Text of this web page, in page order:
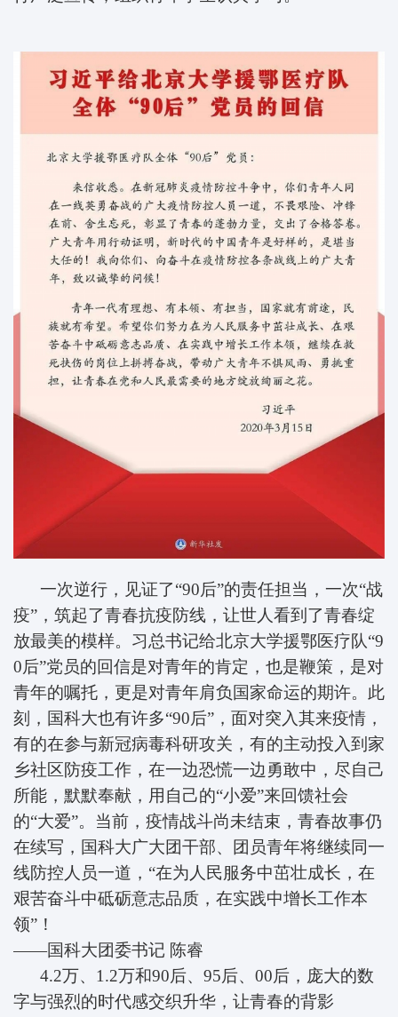
一次逆行，见证了“90后”的责任担当，一次“战
疫”，筑起了青春抗疫防线，让世人看到了青春绽
放最美的模样。习总书记给北京大学援鄂医疗队“9
0后”党员的回信是对青年的肯定，也是鞭策，是对
青年的嘱托，更是对青年肩负国家命运的期许。此
刻，国科大也有许多“90后”，面对突入其来疫情，
有的在参与新冠病毒科研攻关，有的主动投入到家
乡社区防疫工作，在一边恐慌一边勇敢中，尽自己
所能，默默奉献，用自己的“小爱”来回馈社会
的“大爱”。当前，疫情战斗尚未结束，青春故事仍
在续写，国科大广大团干部、团员青年将继续同一
线防控人员一道，“在为人民服务中茁壮成长，在
艰苦奋斗中砥砺意志品质，在实践中增长工作本
领”！
——国科大团委书记 陈睿
4.2万、1.2万和90后、95后、00后，庞大的数
字与强烈的时代感交织升华，让青春的背影